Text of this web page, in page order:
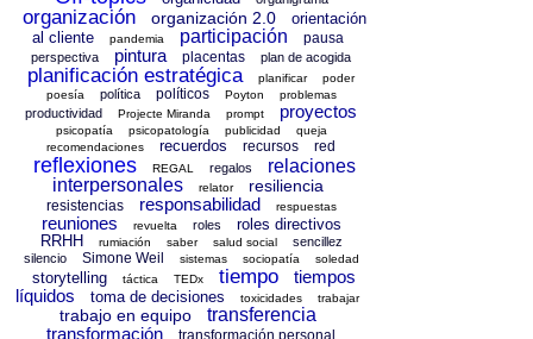
organización organización 2.0
orientación
al cliente
pandemia participación pausa
perspectiva pintura placentas plan de acogida
planificación estratégica planificar
poder
poesía
política políticos Poyton problemas
productividad Projecte Miranda prompt proyectos
psicopatía psicopatología publicidad
queja
recomendaciones
recuerdos recursos red
reflexiones REGAL regalos
relaciones
interpersonales
relator resiliencia
resistencias responsabilidad respuestas
reuniones revuelta roles
roles directivos
RRHH
rumiación saber salud social
sencillez
silencio
Simone Weil sistemas sociopatía soledad
storytelling táctica TEDx tiempo
tiempos
líquidos
toma de decisiones toxicidades trabajar
trabajo en equipo
transferencia
transformación